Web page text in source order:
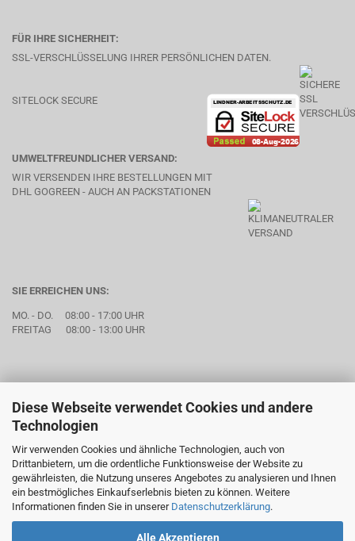
Diese Webseite verwendet Cookies und andere
Technologien
Wir verwenden Cookies und ähnliche Technologien, auch von
Drittanbietern, um die ordentliche Funktionsweise der Website zu
gewährleisten, die Nutzung unseres Angebotes zu analysieren und Ihnen
ein bestmögliches Einkaufserlebnis bieten zu können. Weitere
Informationen finden Sie in unserer Datenschutzerklärung.
Alle Akzeptieren
FÜR IHRE SICHERHEIT:
SSL-VERSCHLÜSSELUNG IHRER PERSÖNLICHEN DATEN.
SITELOCK SECURE
UMWELTFREUNDLICHER VERSAND:
WIR VERSENDEN IHRE BESTELLUNGEN MIT
DHL GOGREEN - AUCH AN PACKSTATIONEN
SIE ERREICHEN UNS:
MO. - DO. 08:00 - 17:00 UHR
FREITAG 08:00 - 13:00 UHR